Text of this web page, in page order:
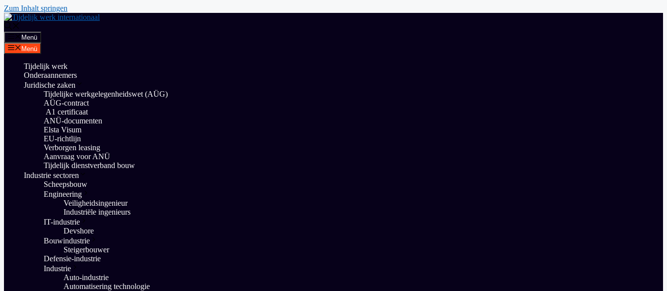
Zum Inhalt springen
Menü
Menü
Tijdelijk werk
Onderaannemers
Juridische zaken
Tijdelijke werkgelegenheidswet (AÜG)
AÜG-contract
A1 certificaat
ANÜ-documenten
Elsta Visum
EU-richtlijn
Verborgen leasing
Aanvraag voor ANÜ
Tijdelijk dienstverband bouw
Industrie sectoren
Scheepsbouw
Engineering
Veiligheidsingenieur
Industriële ingenieurs
IT-industrie
Devshore
Bouwindustrie
Steigerbouwer
Defensie-industrie
Industrie
Auto-industrie
Automatisering technologie